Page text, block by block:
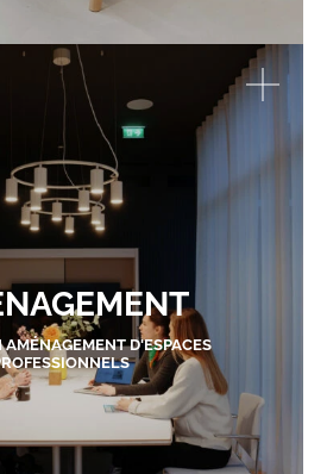
AMÉNAGEMENT D'ESPACES